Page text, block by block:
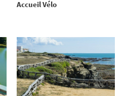
Accueil Vélo